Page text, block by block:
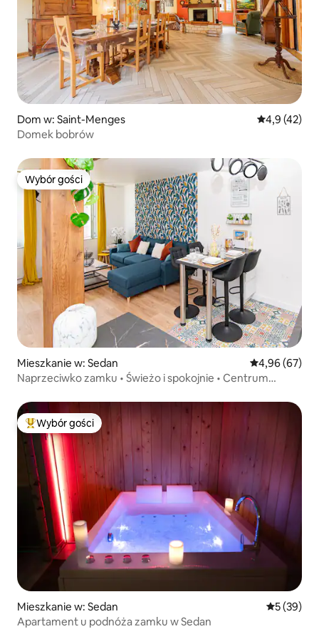
Dom w: Saint-Menges Średnia
4,9 (42)
Domek bobrów
Wybór gości
Wybór gości
Mieszkanie w: Sedan Średnia
4,96 (67)
Naprzeciwko zamku • Świeżo i spokojnie • Centrum
Najpopularniejsze z kategorii Wybór gości
Wybór gości
Mieszkanie w: Sedan Średnia
5 (39)
Apartament u podnóża zamku w Sedan